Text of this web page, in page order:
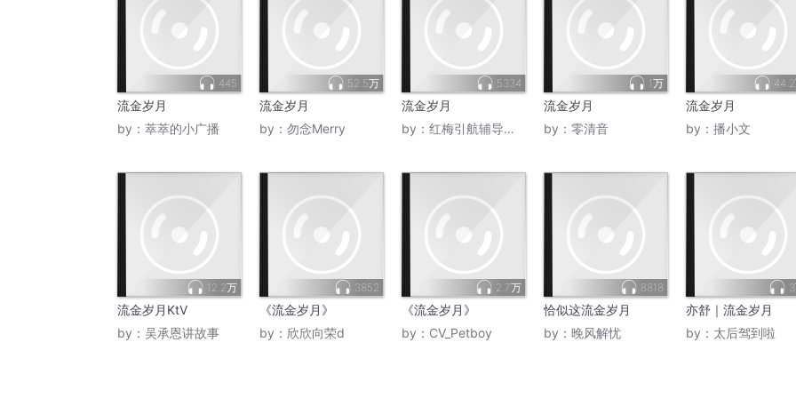
445
流金岁月
by： 萃萃的小广播
52.5万
流金岁月
by： 勿念Merry
5334
流金岁月
by： 红梅引航辅导员工作室
1万
流金岁月
by： 零清音
流金岁月
by： 播小文
12.2万
流金岁月KtV
by： 吴承恩讲故事
3852
《流金岁月》
by： 欣欣向荣d
2.7万
《流金岁月》
by： CV_Petboy
8818
恰似这流金岁月
by： 晚风解忧
亦舒｜流金岁月
by： 太后驾到啦